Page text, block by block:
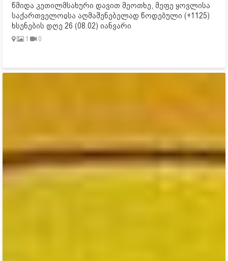
წმიდა კეთილმსახური დავით მეოთხე, მეფე ყოვლისა
საქართველოჲსა აღმაშენებელად წოდებული (+1125)
ხსენების დღე 26 (08.02) იანვარი
1 0